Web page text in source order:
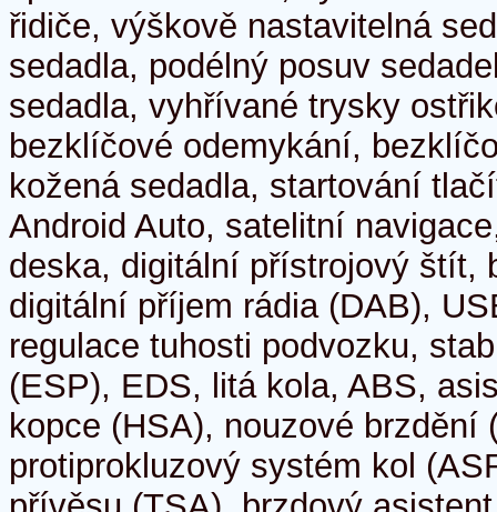
řidiče, výškově nastavitelná
sedadla, podélný posuv
sedadla, vyhřívané trysky
bezklíčové odemykání,
kožená sedadla, startování
Android Auto, satelitní
deska, digitální přístrojový štít,
digitální příjem rádia (DAB),
regulace tuhosti podvozku,
(ESP), EDS, litá kola, ABS,
kopce (HSA), nouzové brzdění
protiprokluzový systém kol